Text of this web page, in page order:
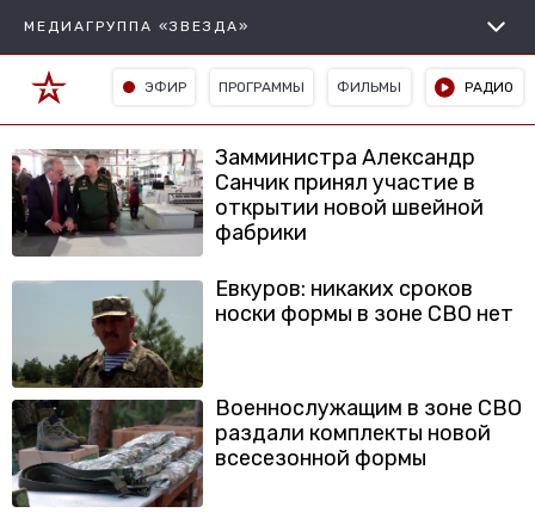
МЕДИАГРУППА «ЗВЕЗДА»
ЭФИР ПРОГРАММЫ ФИЛЬМЫ РАДИО
Замминистра Александр
Санчик принял участие в
открытии новой швейной
фабрики
Евкуров: никаких сроков
носки формы в зоне СВО нет
Военнослужащим в зоне СВО
раздали комплекты новой
всесезонной формы